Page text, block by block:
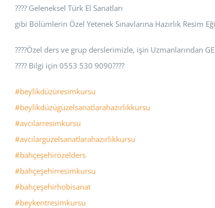
???? Geleneksel Türk El Sanatları
gibi Bölümlerin Özel Yetenek Sınavlarına Hazırlık Resim
????Özel ders ve grup derslerimizle, işin Uzmanlarından
???? Bilgi için 0553 530 9090????
#beylikdüzüresimkursu
#beylikdüzügüzelsanatlarahazırlıkkursu
#avcılarresimkursu
#avcılargüzelsanatlarahazırlıkkursu
#bahçeşehirözelders
#bahçeşehirresimkursu
#bahçeşehirhobisanat
#beykentresimkursu